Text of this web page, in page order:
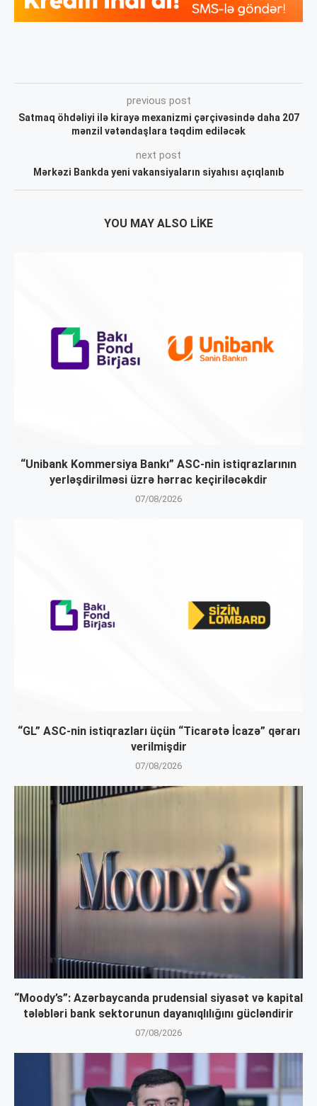
previous post
Satmaq öhdəliyi ilə kirayə mexanizmi çərçivəsində daha 207
mənzil vətəndaşlara təqdim ediləcək
next post
Mərkəzi Bankda yeni vakansiyaların siyahısı açıqlanıb
YOU MAY ALSO LIKE
“Unibank Kommersiya Bankı” ASC-nin istiqrazlarının
yerləşdirilməsi üzrə hərrac keçiriləcəkdir
07/08/2026
“GL” ASC-nin istiqrazları üçün “Ticarətə İcazə” qərarı
verilmişdir
07/08/2026
“Moody’s”: Azərbaycanda prudensial siyasət və kapital
tələbləri bank sektorunun dayanıqlılığını gücləndirir
07/08/2026